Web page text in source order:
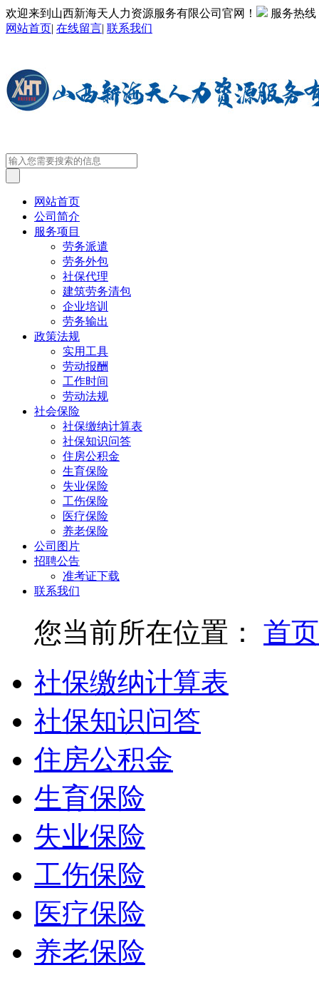
欢迎来到山西新海天人力资源服务有限公司官网！
服务热线
网站首页| 在线留言| 联系我们
网站首页
公司简介
服务项目
劳务派遣
劳务外包
社保代理
建筑劳务清包
企业培训
劳务输出
政策法规
实用工具
劳动报酬
工作时间
劳动法规
社会保险
社保缴纳计算表
社保知识问答
住房公积金
生育保险
失业保险
工伤保险
医疗保险
养老保险
公司图片
招聘公告
准考证下载
联系我们
您当前所在位置：
首页
社保缴纳计算表
社保知识问答
住房公积金
生育保险
失业保险
工伤保险
医疗保险
养老保险